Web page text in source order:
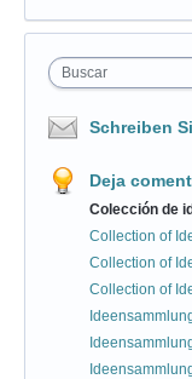
Buscar
Schreiben
Deja
Colección de
Collection of
Collection of
Collection of